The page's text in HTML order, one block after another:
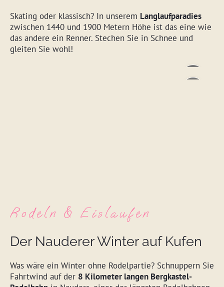
Skating oder klassisch? In unserem Langlaufparadies
zwischen 1440 und 1900 Metern Höhe ist das eine wie
das andere ein Renner. Stechen Sie in Schnee und
gleiten Sie wohl!
Rodeln & Eislaufen
Der Nauderer Winter auf Kufen
Was wäre ein Winter ohne Rodelpartie? Schnuppern Sie
Fahrtwind auf der 8 Kilometer langen Bergkastel-